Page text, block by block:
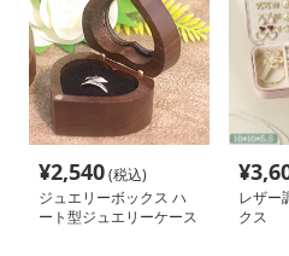
¥2,540(税込)
ジュエリーボックス ハ
ート型ジュエリーケース
¥
レザー
クス